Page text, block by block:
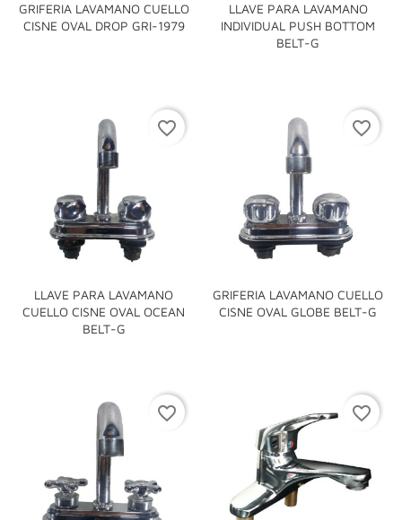
GRIFERIA LAVAMANO CUELLO
CISNE OVAL DROP GRI-1979
LLAVE PARA LAVAMANO
INDIVIDUAL PUSH BOTTOM
BELT-G
LLAVE PARA LAVAMANO
CUELLO CISNE OVAL OCEAN
BELT-G
favorite_border
GRIFERIA LAVAMANO CUELLO
CISNE OVAL GLOBE BELT-G
favorite_border
favorite_border favorite_border